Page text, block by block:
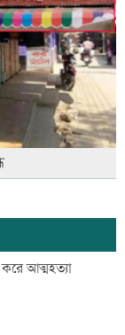
আত্মহত্যা